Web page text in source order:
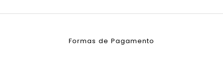
Formas de Pagamento